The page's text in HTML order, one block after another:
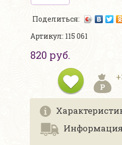
Поделиться:
Артикул: 115 061
820 руб.
Информация